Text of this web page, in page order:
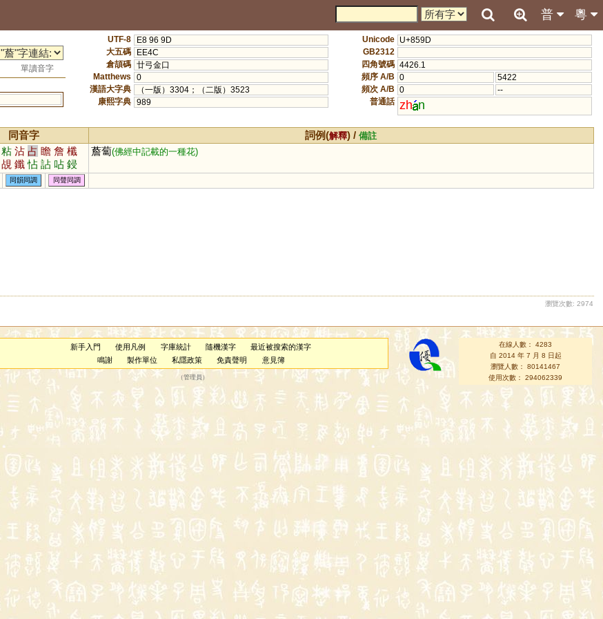
粵
普
單讀音字
UTF-8
E8 96 9D
大五碼
EE4C
倉頡碼 廿弓金口
Matthews
0
漢語大字典
（一版）3304；（二版）3523
康熙字典 989
Unicode U+859D
GB2312
四角號碼 4426.1
頻序 A/B 0
5422
頻次 A/B 0
--
普通話 zh n
同音字 詞例(解釋) /備註
粘 沾 占 瞻 詹 櫼
覘 鑯 怗 詀 呫 鋟
惉 熸 幨
薝蔔(佛經中記載的一種花)
同韻同調 同聲同調
瀏覽次數: 2974
新手入門 使用凡例 字庫統計 隨機漢字
最近被搜索的漢字
鳴謝
製作單位 私隱政策 免責聲明 意見簿
（管理員 ）
在線人數： 4283
自 2014 年 7 月 8 日起
瀏覽人數： 80141467
使用次數： 294062339